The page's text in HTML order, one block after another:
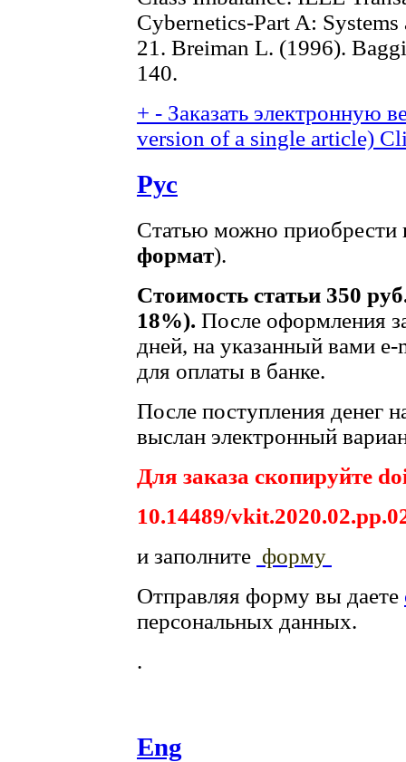
Cybernetics-Part A:
21. Breiman L. (1996).
140.
+ - Заказать электронную
version of a single article)
Рус
Статью можно приобрести
формат).
Стоимость статьи 350
18%). После оформления
дней, на указанный вами
для оплаты в банке.
После поступления денег
выслан электронный
Для заказа скопируйте
10.14489/
и заполните форму
Отправляя форму вы даете
персональных данных.
.
Eng